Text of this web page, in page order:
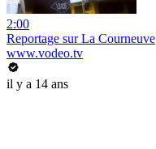
2:00
Reportage sur La Courneuve
www.vodeo.tv
il y a 14 ans